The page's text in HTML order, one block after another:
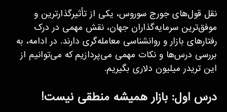
نقل قول‌های جورج سوروس، یکی از تأثیرگذارترین و
موفق‌ترین سرمایه‌گذاران جهان، نقش مهمی در درک
رفتارهای بازار و روانشناسی معامله‌گری دارند. در ادامه، به
بررسی درس‌ها و نکات مهمی می‌پردازیم که می‌توانیم از
این تریدر میلیون دلاری بگیریم.
درس اول: بازار همیشه منطقی نیست!